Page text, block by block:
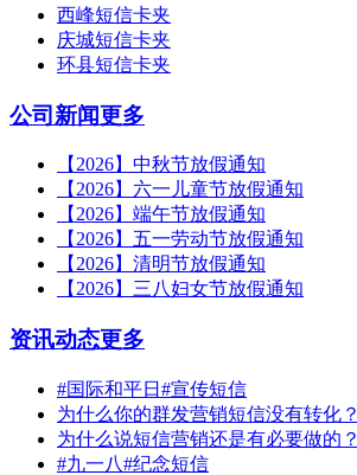
西峰短信卡夹
庆城短信卡夹
环县短信卡夹
公司新闻更多
【2026】中秋节放假通知
【2026】六一儿童节放假通知
【2026】端午节放假通知
【2026】五一劳动节放假通知
【2026】清明节放假通知
【2026】三八妇女节放假通知
资讯动态更多
#国际和平日#宣传短信
为什么你的群发营销短信没有转化？
为什么说短信营销还是有必要做的？
#九一八#纪念短信